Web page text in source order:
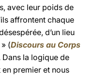
avec leur poids de
affrontent chaque
d’un lieu
(Discours au Corps
Dans la logique de
en premier et nous